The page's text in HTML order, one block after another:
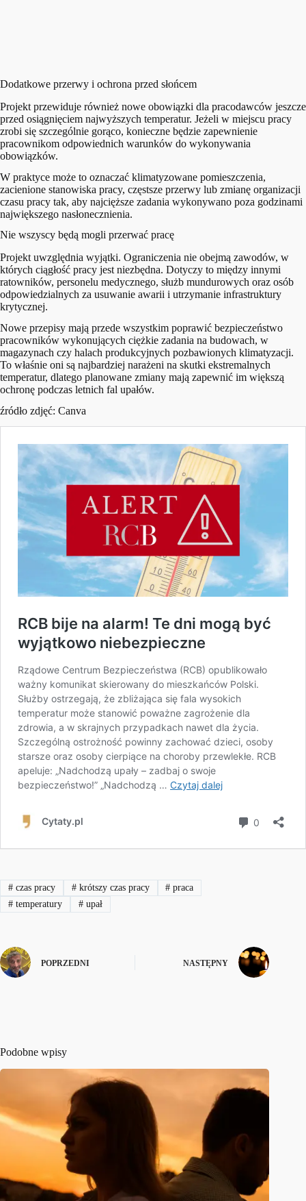
Dodatkowe przerwy i ochrona przed słońcem
Projekt przewiduje również nowe obowiązki dla pracodawców jeszcze
przed osiągnięciem najwyższych temperatur. Jeżeli w miejscu pracy
zrobi się szczególnie gorąco, konieczne będzie zapewnienie
pracownikom odpowiednich warunków do wykonywania
obowiązków.
W praktyce może to oznaczać klimatyzowane pomieszczenia,
zacienione stanowiska pracy, częstsze przerwy lub zmianę organizacji
czasu pracy tak, aby najcięższe zadania wykonywano poza godzinami
największego nasłonecznienia.
Nie wszyscy będą mogli przerwać pracę
Projekt uwzględnia wyjątki. Ograniczenia nie obejmą zawodów, w
których ciągłość pracy jest niezbędna. Dotyczy to między innymi
ratowników, personelu medycznego, służb mundurowych oraz osób
odpowiedzialnych za usuwanie awarii i utrzymanie infrastruktury
krytycznej.
Nowe przepisy mają przede wszystkim poprawić bezpieczeństwo
pracowników wykonujących ciężkie zadania na budowach, w
magazynach czy halach produkcyjnych pozbawionych klimatyzacji.
To właśnie oni są najbardziej narażeni na skutki ekstremalnych
temperatur, dlatego planowane zmiany mają zapewnić im większą
ochronę podczas letnich fal upałów.
źródło zdjęć: Canva
#czas pracy #krótszy czas pracy # praca
#temperatury #upał
POPRZEDNI NASTĘPNY
Podobne wpisy